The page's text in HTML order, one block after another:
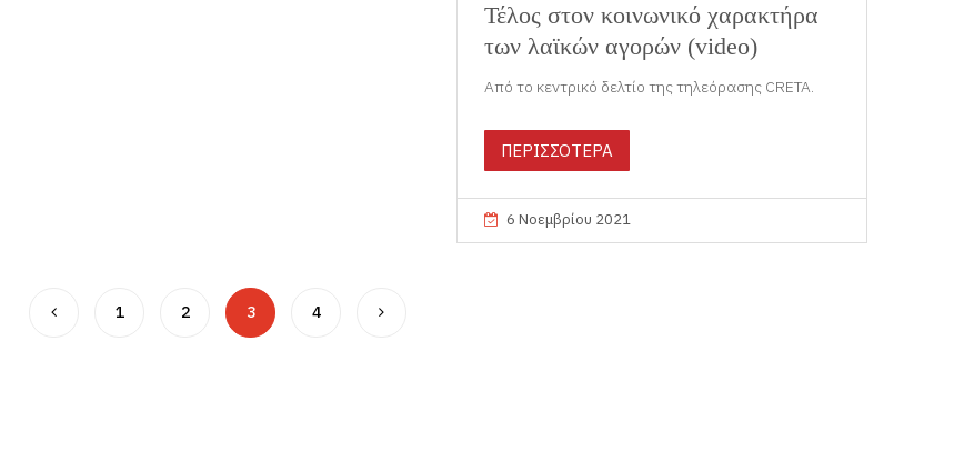
Τέλος στον κοινωνικό χαρακτήρα
των λαϊκών αγορών (video)
Από το κεντρικό δελτίο της τηλεόρασης CRETA.
ΠΕΡΙΣΣΟΤΕΡΑ
6 Νοεμβρίου 2021
1 2 3 4